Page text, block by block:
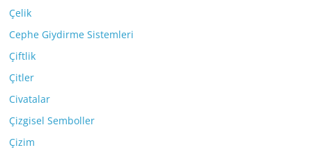
Çelik
Cephe Giydirme Sistemleri
Çiftlik
Çitler
Civatalar
Çizgisel Semboller
Çizim